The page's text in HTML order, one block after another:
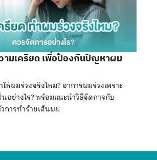
ามเครียด เพื่อป้องกันปัญหาผม
ห้ผมร่วงจริงไหม? อาการผมร่วงเพราะ
อย่างไร? พร้อมแนะนำวิธีจัดการกับ
การทำร้ายเส้นผม